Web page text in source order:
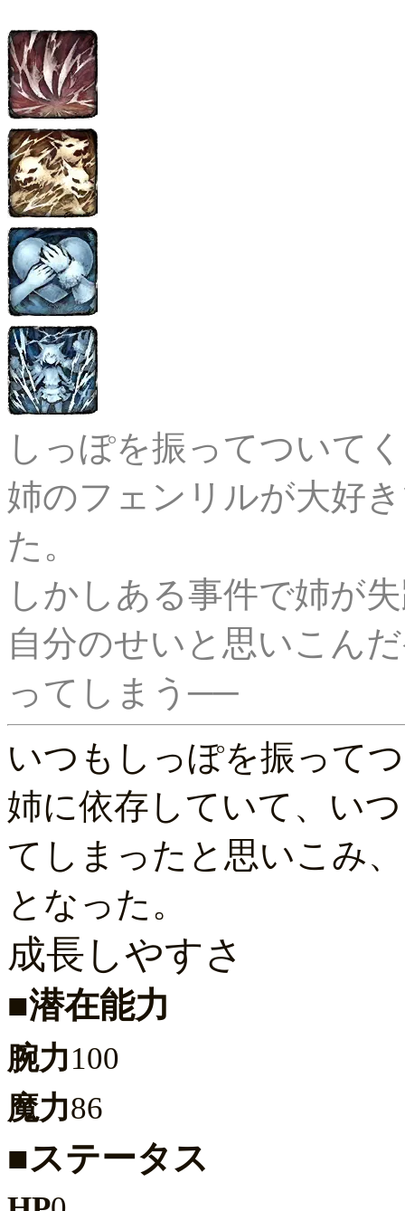
しっぽを振ってついて
姉のフェンリルが大好
た。
しかしある事件で姉が
自分のせいと思いこん
いつもしっぽを振って
姉に依存していて、い
てしまったと思いこみ
となった。
成長しやすさ
■潜在能力
腕力100
魔力86
■ステータス